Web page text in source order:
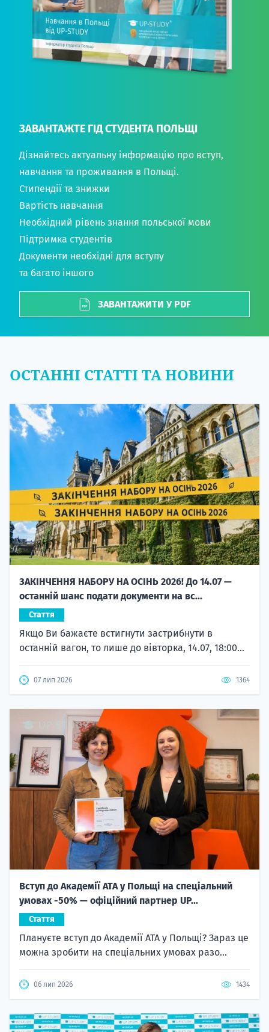
ЗАВАНТАЖТЕ ГІД СТУДЕНТА ПОЛЬЩІ
Дізнайтесь актуальну інформацію про вступ,
навчання та проживання в Польщі.
Стипендії та знижки
Вартість навчання
Необхідний рівень знання польської мови
Підтримка студентів
Документи необхідні для вступу
та багато іншого
ЗАВАНТАЖИТИ У PDF
ОСТАННІ СТАТТІ ТА НОВИНИ
ЗАКІНЧЕННЯ НАБОРУ НА ОСІНЬ 2026! До 14.07 —
останній шанс подати документи на вс...
Стаття
Якщо Ви бажаєте встигнути застрибнути в
останній вагон, то лише до вівторка, 14.07, 18:00...
07 лип 2026 1364
Вступ до Академії ATA у Польщі на спеціальний
умовах -50% — офіційний партнер UP...
Стаття
Плануєте вступ до Академії ATA у Польщі? Зараз це
можна зробити на спеціальних умовах разо...
06 лип 2026 1434